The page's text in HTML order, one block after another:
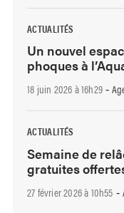
ACTUALITÉS
Un nouvel
phoques à
18 juin 2026 à 16h29 -
ACTUALITÉS
Semaine de
gratuites
27 février 2026 à 10h55 -